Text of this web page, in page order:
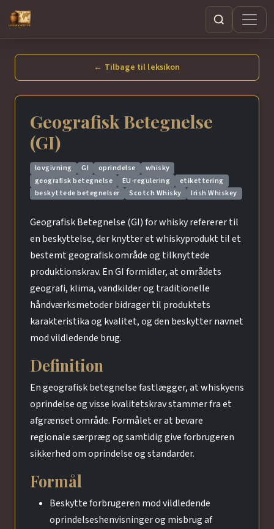
Søg
← Tilbage til leksikon
Geografisk Betegnelse
(GI)
lovgivning GI oprindelse
whisky
geografisk betegnelse
EU-regulering
etikettering
beskyttede betegnelser
Scotch Whisky Irish Whiskey
Geografisk Betegnelse (GI) for whisky refererer til
en beskyttelse, der knytter et whiskyprodukt til et
bestemt geografisk område og tilknyttede
produktionskrav. En GI formidler, at områdets
geografi, klima, vandkilder og traditionelle
håndværksmetoder bidrager til produktets
karakteristika og kvalitet, og den beskytter navnet
mod vildledende brug.
Definition
En geografisk betegnelse fastlægger, at whiskyens
oprindelse og visse kvalitetskrav stammer fra et
afgrænset område. Formålet er at bevare
regionale særpræg og samtidig give forbrugeren
sikkerhed om oprindelse og standarder.
Formål
Beskytte forbrugeren mod vildledende
oprindelseshenvisninger og misbrug af